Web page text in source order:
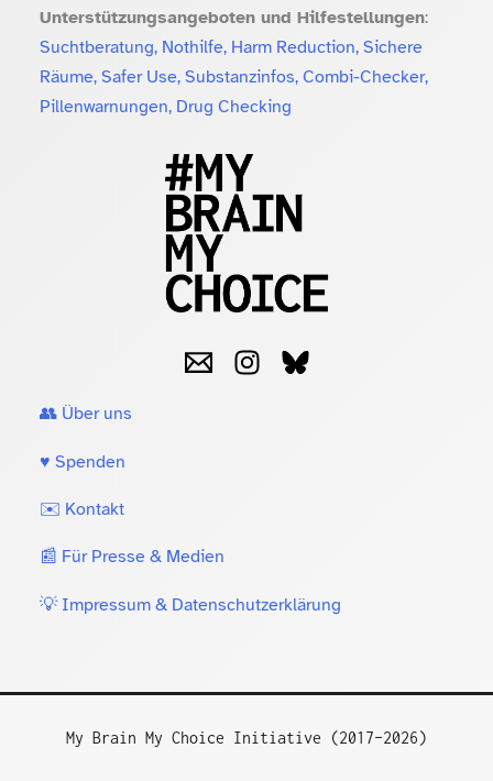
Unterstützungsangeboten und Hilfestellungen:
Suchtberatung, Nothilfe, Harm Reduction, Sichere
Räume, Safer Use, Substanzinfos, Combi-Checker,
Pillenwarnungen, Drug Checking
👥 Über uns
♥️ Spenden
✉️ Kontakt
📰 Für Presse & Medien
💡 Impressum & Datenschutzerklärung
My Brain My Choice Initiative (2017–2026)